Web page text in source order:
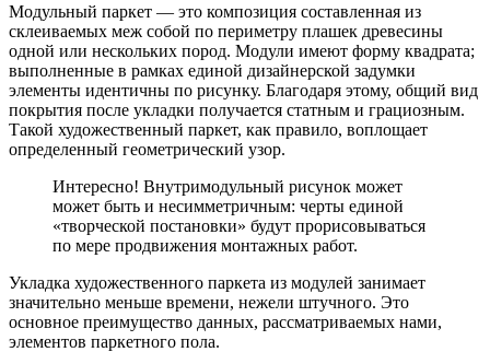
Модульный паркет — это композиция составленная из
склеиваемых меж собой по периметру плашек древесины
одной или нескольких пород. Модули имеют форму квадрата;
выполненные в рамках единой дизайнерской задумки
элементы идентичны по рисунку. Благодаря этому, общий вид
покрытия после укладки получается статным и грациозным.
Такой художественный паркет, как правило, воплощает
определенный геометрический узор.
Интересно! Внутримодульный рисунок может
может быть и несимметричным: черты единой
«творческой постановки» будут прорисовываться
по мере продвижения монтажных работ.
Укладка художественного паркета из модулей занимает
значительно меньше времени, нежели штучного. Это
основное преимущество данных, рассматриваемых нами,
элементов паркетного пола.